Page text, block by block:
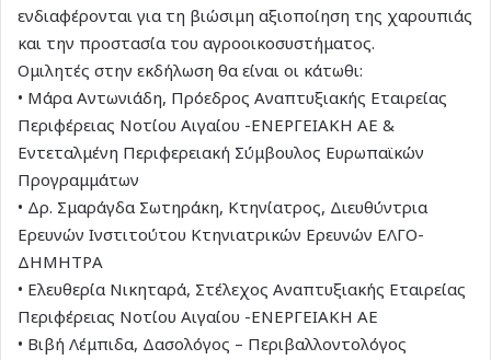
ενδιαφέρονται για τη βιώσιμη αξιοποίηση της χαρουπιάς
και την προστασία του αγροοικοσυστήματος.
Ομιλητές στην εκδήλωση θα είναι οι κάτωθι:
• Μάρα Αντωνιάδη, Πρόεδρος Αναπτυξιακής Εταιρείας
Περιφέρειας Νοτίου Αιγαίου -ΕΝΕΡΓΕΙΑΚΗ ΑΕ &
Εντεταλμένη Περιφερειακή Σύμβουλος Ευρωπαϊκών
Προγραμμάτων
• Δρ. Σμαράγδα Σωτηράκη, Κτηνίατρος, Διευθύντρια
Ερευνών Ινστιτούτου Κτηνιατρικών Ερευνών ΕΛΓΟ-
ΔΗΜΗΤΡΑ
• Ελευθερία Νικηταρά, Στέλεχος Αναπτυξιακής Εταιρείας
Περιφέρειας Νοτίου Αιγαίου -ΕΝΕΡΓΕΙΑΚΗ ΑΕ
• Βιβή Λέμπιδα, Δασολόγος – Περιβαλλοντολόγος